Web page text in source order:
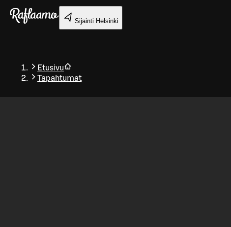
Siirry pääsisältöön
Sijainti Helsinki
Etusivu
Tapahtumat
Takaisin